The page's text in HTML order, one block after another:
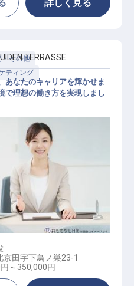
詳しく見る
・その他
ティング
コミュニケーション
TERRASSE
あなたのキャリアを輝かせま
で理想の働き方を実現しまし
京田字下鳥ノ巣23-1
～ 350,000円